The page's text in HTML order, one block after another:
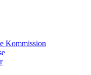
Kommission